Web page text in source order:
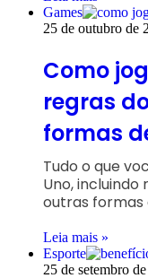
Games
25 de outubro de
Como
regras
formas
Tudo o que
Uno, incluindo
outras formas
Leia mais »
Esporte
25 de setembro